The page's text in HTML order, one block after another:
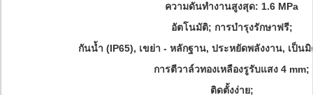
ความดันทำงานสูงสุด: 1.6 MPa
อัตโนมัติ; การบำรุงรักษาฟรี;
กันน้ำ (IP65), เขย่า - หลักฐาน, ประหยัดพลังงาน, เป็น
การตีวาล์วทองเหลืองรูรับแสง 4 mm;
ติดตั้งง่าย;